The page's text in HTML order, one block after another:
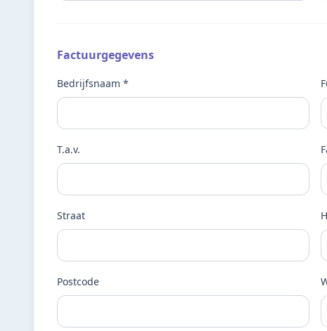
Factuurgegevens
Bedrijfsnaam *
T.a.v.
Straat
Postcode